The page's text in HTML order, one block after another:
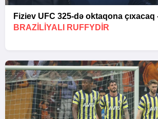
Fiziev UFC 325-də oktaqona çıxacaq
BRAZILIYALI RUFFYDIR